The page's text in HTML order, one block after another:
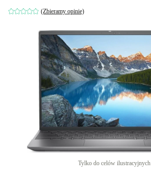
(Zbieramy opinie)
Tylko do celów ilustracyjnych